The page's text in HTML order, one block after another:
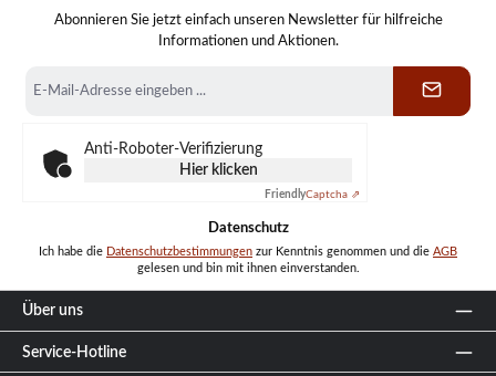
Abonnieren Sie jetzt einfach unseren Newsletter für hilfreiche
Informationen und Aktionen.
Mail-
Anti-Roboter-Verifizierung
Hier klicken
FriendlyCaptcha ⇗
Datenschutz
Ich habe die Datenschutzbestimmungen zur Kenntnis genommen und die AGB
gelesen und bin mit ihnen einverstanden.
Über uns
Service-Hotline